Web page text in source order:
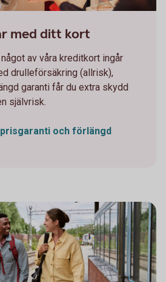
med ditt kort
av våra kreditkort ingår
drulleförsäkring (allrisk),
garanti får du extra skydd
självrisk.
och förlängd